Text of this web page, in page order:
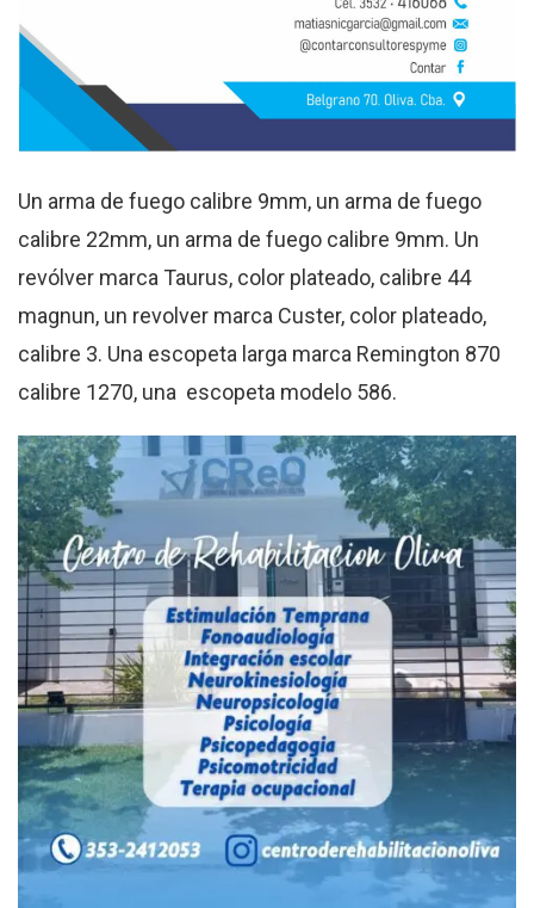
Un arma de fuego calibre 9mm, un arma de fuego
calibre 22mm, un arma de fuego calibre 9mm. Un
revólver marca Taurus, color plateado, calibre 44
magnun, un revolver marca Custer, color plateado,
calibre 3. Una escopeta larga marca Remington 870
calibre 1270, una escopeta modelo 586.